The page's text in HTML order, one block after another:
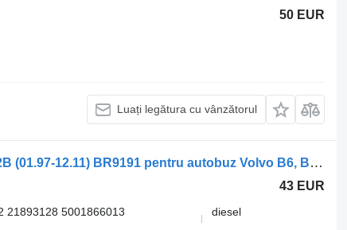
50 EUR
Luați legătura cu vânzătorul
Supapă pneumatică Knorr-Bremse B12B (01.97-12.11) BR9191 pentru autobuz Volvo B6, B7, B9, B10, B12 bus (1978-2011)
43 EUR
21893128 5001866013
diesel